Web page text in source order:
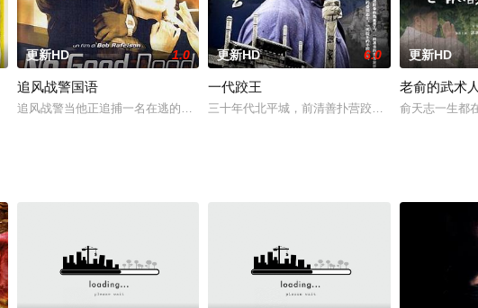
旷野为背景，托马斯·道森（约翰·韦恩 John Wayne 饰）白手起家，在养子马修（蒙哥马利
更新HD 1.0
追风战警国语
追风战警当他正追捕一名在逃的青少年，警察杰克(山缪杰克森)意外撞见一帮作暗中抢匪
更新HD 6.0
一代跤王
三十年代北平城，前清善扑营跤师鲍二带领徒弟们
更新HD
老俞的武术
俞天志一生都